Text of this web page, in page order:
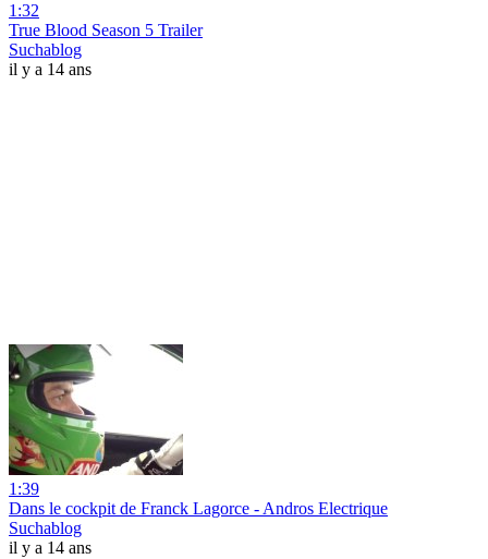
1:32
True Blood Season 5 Trailer
Suchablog
il y a 14 ans
1:39
Dans le cockpit de Franck Lagorce - Andros Electrique
Suchablog
il y a 14 ans